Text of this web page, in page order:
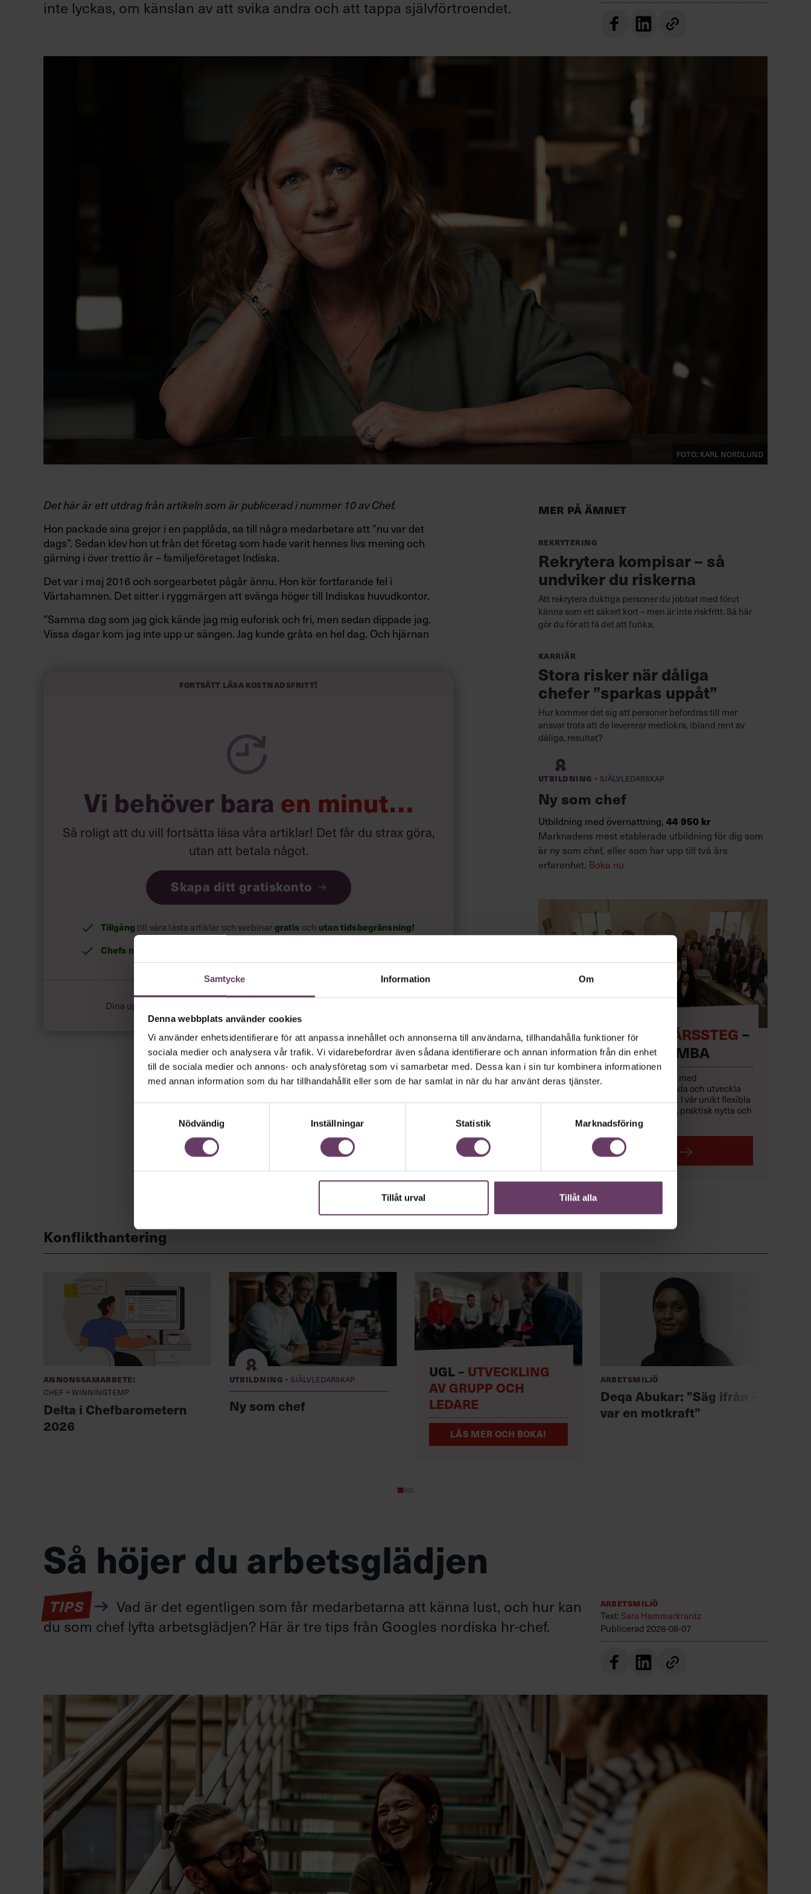
Samtycke Information Om
Denna webbplats använder cookies
Vi använder enhetsidentifierare för att anpassa innehållet och annonserna till användarna, tillhandahålla funktioner för
sociala medier och analysera vår trafik. Vi vidarebefordrar även sådana identifierare och annan information från din enhet
till de sociala medier och annons- och analysföretag som vi samarbetar med. Dessa kan i sin tur kombinera informationen
med annan information som du har tillhandahållit eller som de har samlat in när du har använt deras tjänster.
Nödvändig
Inställningar Statistik Marknadsföring
Tillåt urval Tillåt alla
inte lyckas, om känslan av att svika andra och att tappa självförtroendet.
FOTO: Karl Nordlund
Det här är ett utdrag från artikeln som är publicerad i nummer 10 av Chef.
Hon packade sina grejor i en papplåda, sa till några medarbetare att ”nu var det
dags”. Sedan klev hon ut från det företag som hade varit hennes livs mening och
gärning i över trettio år – familjeföretaget Indiska.
Det var i maj 2016 och sorgearbetet pågår ännu. Hon kör fortfarande fel i
Värtahamnen. Det sitter i ryggmärgen att svänga höger till Indiskas huvudkontor.
”Samma dag som jag gick kände jag mig euforisk och fri, men sedan dippade jag.
Vissa dagar kom jag inte upp ur sängen. Jag kunde gråta en hel dag. Och hjärnan
I ett och ett halvt års tid har hon brottats med att hon inte lyckades vända Indiskas
Fortsätt läsa kostnadsfritt!
Vi behöver bara en minut…
Så roligt att du vill fortsätta läsa våra artiklar! Det får du strax göra,
utan att betala något.
Skapa ditt gratiskonto
Tillgång till våra låsta artiklar och webinar gratis och utan tidsbegränsning!
Chefs nyhetsbrev
Dina uppgifter delas aldrig med tredje part.
Mer på ämnet
Rekrytering
Rekrytera kompisar – så
undviker du riskerna
Att rekrytera duktiga personer du jobbat med förut
känns som ett säkert kort – men är inte riskfritt. Så här
gör du för att få det att funka.
Karriär
Stora risker när dåliga
chefer ”sparkas uppåt”
Hur kommer det sig att personer befordras till mer
ansvar trots att de levererar mediokra, ibland rent av
dåliga, resultat?
Utbildning · Självledarskap
Ny som chef
Utbildning med övernattning, 44 950 kr
Marknadens mest etablerade utbildning för dig som
är ny som chef, eller som har upp till två års
erfarenhet. Boka nu
TA NÄSTA KARRIÄRSSTEG –
MED EXECUTIVE MBA
Lyft lönsamheten och karriären med
etthelhetsperspektiv
på att leda och utveckla
verksamhet –med affärsfokus. I vår unikt flexibla
får du träning, praktisk nytta och
ett exklusivt chefsnätverk.
Konflikthantering
Annonssamarbete:
Chef + Winningtemp
Delta i Chefbarometern
2026
Utbildning · Självledarskap
Ny som chef
UGL – UTVECKLING
AV GRUPP OCH
LEDARE
LÄS MER OCH BOKA!
Arbetsmiljö
Deqa Abukar: ”Säg ifrån –
var en motkraft”
Så höjer du arbetsglädjen
TIPS
Vad är det egentligen som får medarbetarna att känna lust, och hur kan
du som chef lyfta arbetsglädjen? Här är tre tips från Googles nordiska hr-chef.
Arbetsmiljö
Text: Sara Hammarkrantz
Publicerad 2026-08-07